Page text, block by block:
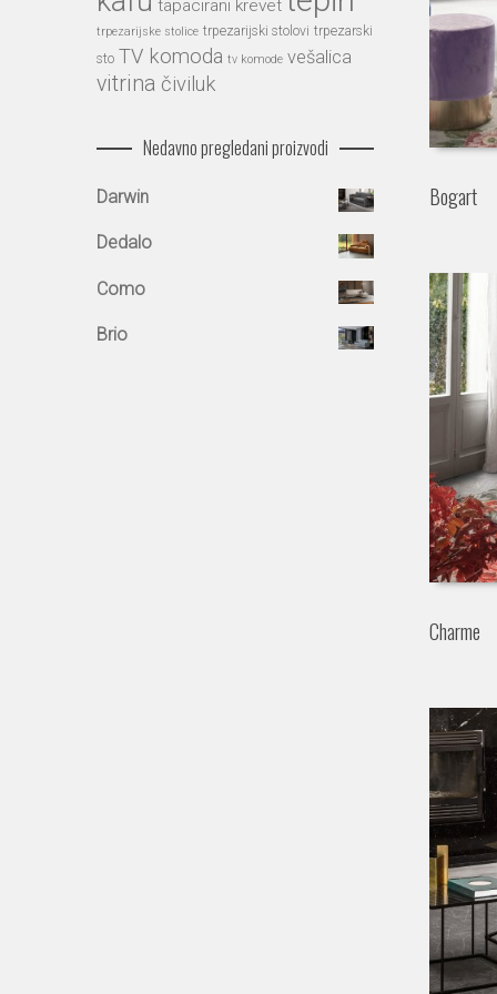
Bogart
Charme
tapacirani krevet
trpezarijske stolice trpezarijski stolovi trpezarski
sto TV komoda tv komode vešalica
vitrina čiviluk
Nedavno pregledani proizvodi
Darwin
Dedalo
Como
Brio